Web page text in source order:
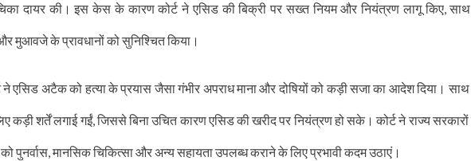
दायर की। इस केस के कारण कोर्ट ने एसिड की बिक्री पर सख्त नियम और नियंत्रण लागू किए, साथ
मुआवजे के प्रावधानों को सुनिश्चित किया।
ने एसिड अटैक को हत्या के प्रयास जैसा गंभीर अपराध माना और दोषियों को कड़ी सजा का आदेश दिया। साथ
कड़ी शर्तें लगाई गईं, जिससे बिना उचित कारण एसिड की खरीद पर नियंत्रण हो सके। कोर्ट ने राज्य
को पुनर्वास, मानसिक चिकित्सा और अन्य सहायता उपलब्ध कराने के लिए प्रभावी कदम उठाएं।